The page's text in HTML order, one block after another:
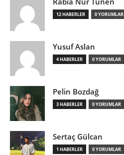
12 HABERLER 0 YORUMLAR
Yusuf Aslan
4 HABERLER 0 YORUMLAR
Pelin Bozdağ
3 HABERLER 0 YORUMLAR
Sertaç Gülcan
1 HABERLER 0 YORUMLAR